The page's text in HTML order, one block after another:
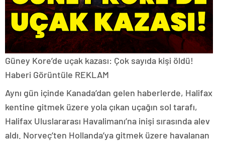
Güney Kore’de uçak kazası: Çok sayıda kişi öldü!
Haberi Görüntüle REKLAM
Aynı gün içinde Kanada’dan gelen haberlerde, Halifax
kentine gitmek üzere yola çıkan uçağın sol tarafı,
Halifax Uluslararası Havalimanı’na inişi sırasında alev
aldı. Norveç’ten Hollanda’ya gitmek üzere havalanan